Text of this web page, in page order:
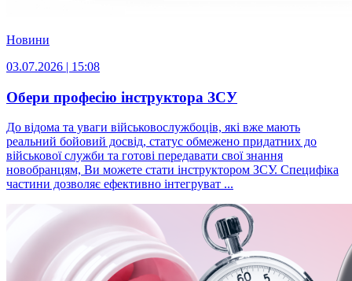
Новини
03.07.2026 | 15:08
Обери професію інструктора ЗСУ
До відома та уваги військовослужбоців, які вже мають
реальний бойовий досвід, статус обмежено придатних до
військової служби та готові передавати свої знання
новобранцям, Ви можете стати інструктором ЗСУ. Специфіка
частини дозволяє ефективно інтегруват ...